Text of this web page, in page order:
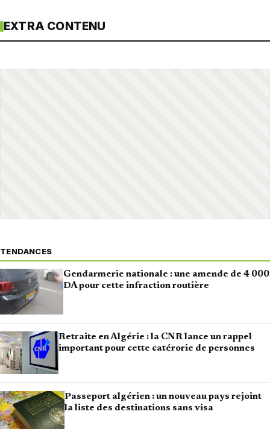
EXTRA CONTENU
TENDANCES
Gendarmerie nationale : une amende de 4 000
DA pour cette infraction routière
Retraite en Algérie : la CNR lance un rappel
important pour cette catérorie de personnes
Passeport algérien : un nouveau pays rejoint
la liste des destinations sans visa